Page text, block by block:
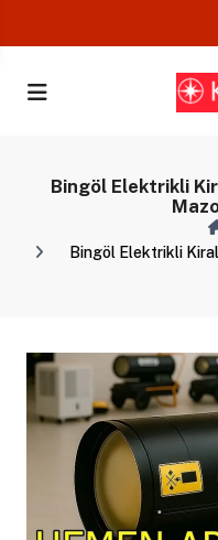
Bingöl Elektrikli
Bingöl Elektrikli